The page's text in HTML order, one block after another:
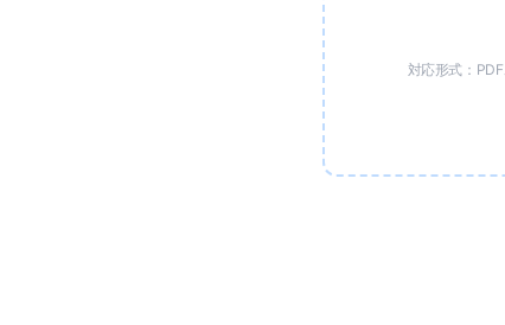
対応形式：